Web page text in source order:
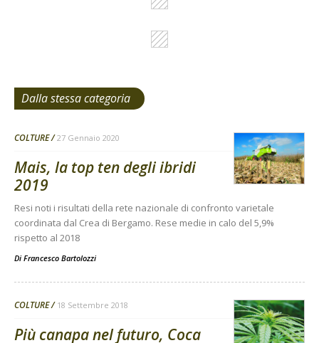
Dalla stessa categoria
COLTURE 27 Gennaio 2020
Mais, la top ten degli ibridi
2019
Resi noti i risultati della rete nazionale di confronto varietale
coordinata dal Crea di Bergamo. Rese medie in calo del 5,9%
rispetto al 2018
Di Francesco Bartolozzi
COLTURE 18 Settembre 2018
Più canapa nel futuro, Coca